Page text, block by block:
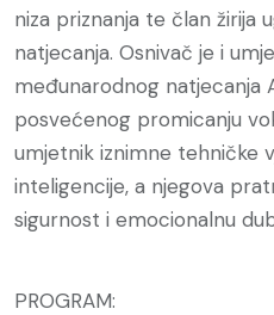
niza priznanja te član žirija
natjecanja. Osnivač je i
međunarodnog natjecanja
posvećenog promicanju
umjetnik iznimne tehničke
inteligencije, a njegova
sigurnost i emocionalnu
PROGRAM: